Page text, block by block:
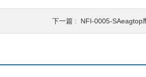
下一篇 : NFI-0005-SAeagtop